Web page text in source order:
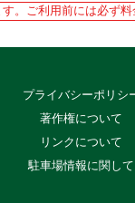
。ご利用前には必ず料
プライバシーポリシ
著作権について
リンクについて
駐車場情報に関して